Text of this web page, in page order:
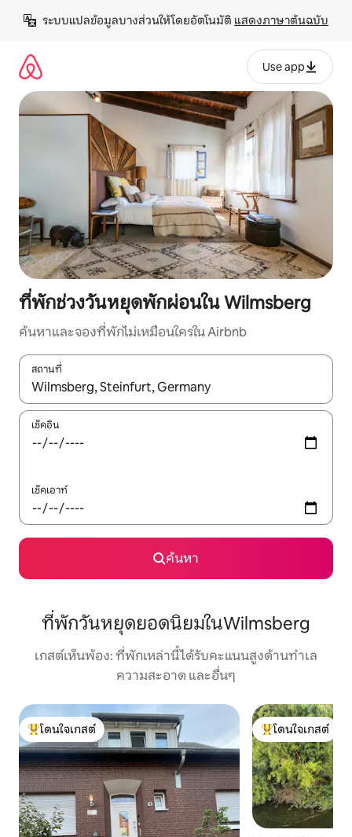
เนื้อหา
ระบบแปลข้อมูลบางส่วนให้โดยอัตโนมัติ แสดงภาษาต้นฉบับ
Use app
ที่พักช่วงวันหยุดพักผ่อนใน Wilmsberg
ค้นหาและจองที่พักไม่เหมือนใครใน Airbnb
สถานที่
ใช้ลูกศรขึ้นลง หรือใช้การสัมผัสหรือปัด เพื่อสำรวจผลการค้นหา
เช็คอิน
เช็คเอาท์
ค้นหา
ที่พักวันหยุดยอดนิยมในWilmsberg
เกสต์เห็นพ้อง: ที่พักเหล่านี้ได้รับคะแนนสูงด้านทำเล
ความสะอาด และอื่นๆ
โดนใจเกสต์ที่สุด
โดนใจเกสต์
โดนใจเกสต์ที่สุด
โดนใจเกสต์